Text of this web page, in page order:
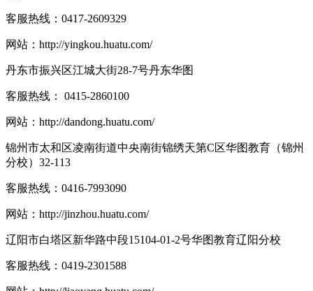
客服热线： 0417-2609329
网站： http://yingkou.huatu.com/
丹东市振兴区江城大街28-7号丹东华图
客服热线： 0415-2860100
网站： http://dandong.huatu.com/
锦州市太和区凌南街道中央南街锦绣天第C区华图教育（锦州
分校）32-113
客服热线： 0416-7993090
网站： http://jinzhou.huatu.com/
辽阳市白塔区新华路中段15104-01-2号华图教育辽阳分校
客服热线： 0419-2301588